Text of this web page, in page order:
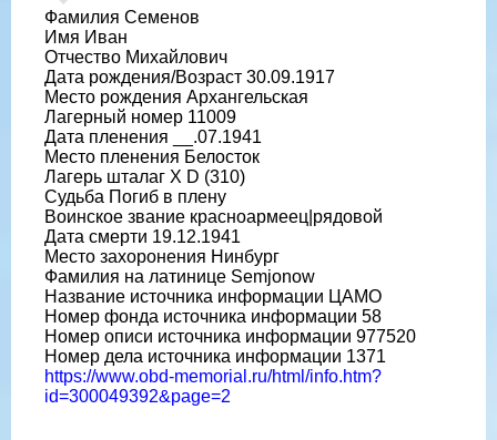
Фамилия Семенов
Имя Иван
Отчество Михайлович
Дата рождения/Возраст 30.09.1917
Место рождения Архангельская
Лагерный номер 11009
Дата пленения __.07.1941
Место пленения Белосток
Лагерь шталаг X D (310)
Судьба Погиб в плену
Воинское звание красноармеец|рядовой
Дата смерти 19.12.1941
Место захоронения Нинбург
Фамилия на латинице Semjonow
Название источника информации ЦАМО
Номер фонда источника информации 58
Номер описи источника информации 977520
Номер дела источника информации 1371
https://www.obd-memorial.ru/html/info.htm?
id=300049392&page=2